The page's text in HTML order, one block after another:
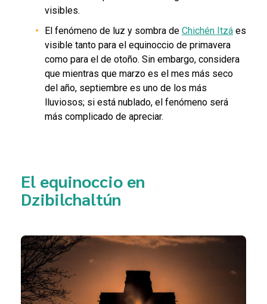
visibles.
El fenómeno de luz y sombra de Chichén Itzá es
visible tanto para el equinoccio de primavera
como para el de otoño. Sin embargo, considera
que mientras que marzo es el mes más seco
del año, septiembre es uno de los más
lluviosos; si está nublado, el fenómeno será
más complicado de apreciar.
El equinoccio en
Dzibilchaltún